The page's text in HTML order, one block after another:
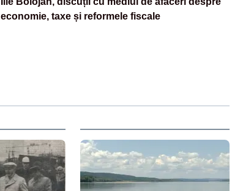
economie, taxe și reformele fiscale